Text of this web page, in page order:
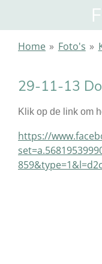
naarHome » Foto's »
29-11-13
Klik op de link om
https://